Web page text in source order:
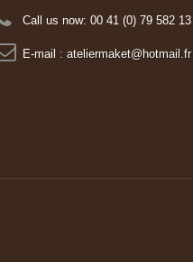
Call us now: 00 41 (0) 79 582
E-mail : ateliermaket@hotmail.fr